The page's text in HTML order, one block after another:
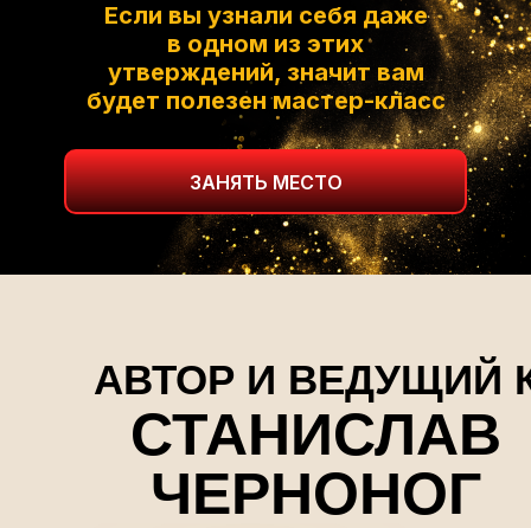
Если вы узнали себя даже
в одном из этих
утверждений, значит вам
будет полезен мастер-класс
ЗАНЯТЬ МЕСТО
СТАНИСЛАВ
ЧЕРНОНОГ
АВТОР И ВЕДУЩИЙ